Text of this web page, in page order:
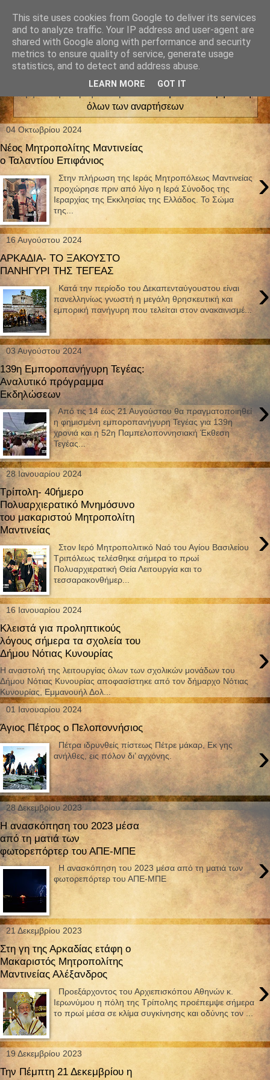
όλων των αναρτήσεων
04 Οκτωβρίου 2024
Νέος Μητροπολίτης Μαντινείας
ο Ταλαντίου Επιφάνιος
›
Στην πλήρωση της Ιεράς Μητροπόλεως Μαντινείας
προχώρησε πριν από λίγο η Ιερά Σύνοδος της
Ιεραρχίας της Εκκλησίας της Ελλάδος. Το Σώμα
της...
16 Αυγούστου 2024
ΑΡΚΑΔΙΑ- ΤΟ ΞΑΚΟΥΣΤΟ
ΠΑΝΗΓΥΡΙ ΤΗΣ ΤΕΓΕΑΣ
›
Κατά την περίοδο του Δεκαπενταύγουστου είναι
πανελληνίως γνωστή η μεγάλη θρησκευτική και
εμπορική πανήγυρη που τελείται στον ανακαινισμέ...
03 Αυγούστου 2024
139η Εμποροπανήγυρη Τεγέας:
Αναλυτικό πρόγραμμα
Εκδηλώσεων
›
Από τις 14 έως 21 Αυγούστου θα πραγματοποιηθεί
η φημισμένη εμποροπανήγυρη Τεγέας για 139η
χρονιά και η 52η Παμπελοποννησιακή Έκθεση
Τεγέας...
28 Ιανουαρίου 2024
Τρίπολη- 40ήμερο
Πολυαρχιερατικό Μνημόσυνο
του μακαριστού Μητροπολίτη
Μαντινείας
›
Στον Ιερό Μητροπολιτικό Ναό του Αγίου Βασιλείου
Τριπόλεως τελέσθηκε σήμερα το πρωί
Πολυαρχιερατική Θεία Λειτουργία και το
τεσσαρακονθήμερ...
16 Ιανουαρίου 2024
Κλειστά για προληπτικούς
λόγους σήμερα τα σχολεία του
Δήμου Νότιας Κυνουρίας
›
Η αναστολή της λειτουργίας όλων των σχολικών μονάδων του
Δήμου Νότιας Κυνουρίας αποφασίστηκε από τον δήμαρχο Νότιας
Κυνουρίας, Εμμανουήλ Δολ...
01 Ιανουαρίου 2024
Άγιος Πέτρος ο Πελοποννήσιος
›
Πέτρα ιδρυνθείς πίστεως Πέτρε μάκαρ, Eκ γης
ανήλθες, εις πόλον δι’ αγχόνης.
28 Δεκεμβρίου 2023
Η ανασκόπηση του 2023 μέσα
από τη ματιά των
φωτορεπόρτερ του ΑΠΕ-ΜΠΕ
›
Η ανασκόπηση του 2023 μέσα από τη ματιά των
φωτορεπόρτερ του ΑΠΕ-ΜΠΕ
21 Δεκεμβρίου 2023
Στη γη της Αρκαδίας ετάφη ο
Μακαριστός Μητροπολίτης
Μαντινείας Αλέξανδρος
›
Προεξάρχοντος του Αρχιεπισκόπου Αθηνών κ.
Ιερωνύμου η πόλη της Τρίπολης προέπεμψε σήμερα
το πρωί μέσα σε κλίμα συγκίνησης και οδύνης τον ...
19 Δεκεμβρίου 2023
Την Πέμπτη 21 Δεκεμβρίου η
This site uses cookies from Google to deliver its services
and to analyze traffic. Your IP address and user-agent are
shared with Google along with performance and security
metrics to ensure quality of service, generate usage
statistics, and to detect and address abuse.
LEARN MORE GOT IT